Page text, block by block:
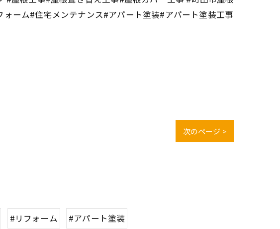
ーム#住宅メンテナンス#アパート塗装#アパート塗装工事
次のページ >
#リフォーム #アパート塗装